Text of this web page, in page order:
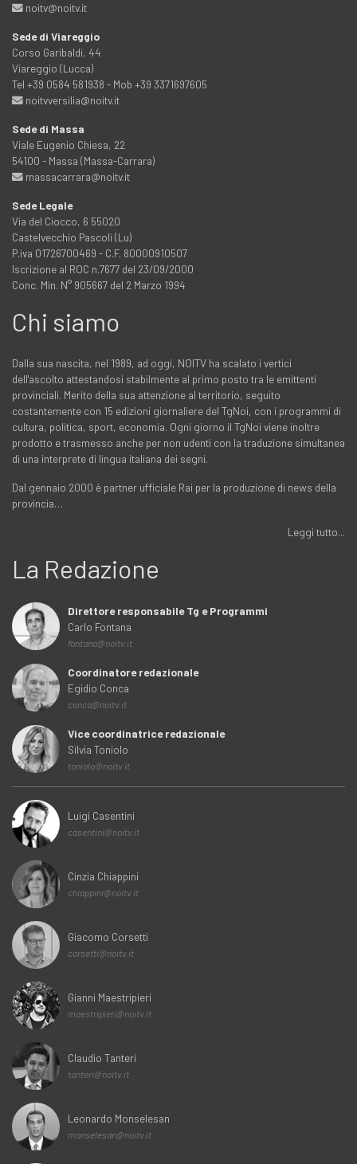
noitv@noitv.it
Sede di Viareggio
Corso Garibaldi, 44
Viareggio (Lucca)
Tel +39 0584 581938 - Mob +39 3371697605
noitvversilia@noitv.it
Sede di Massa
Viale Eugenio Chiesa, 22
54100 - Massa (Massa-Carrara)
massacarrara@noitv.it
Sede Legale
Via del Ciocco, 6 55020
Castelvecchio Pascoli (Lu)
P.iva 01726700469 - C.F. 80000910507
Iscrizione al ROC n.7677 del 23/09/2000
Conc. Min. N° 905667 del 2 Marzo 1994
Chi siamo
Dalla sua nascita, nel 1989, ad oggi, NOITV ha scalato i vertici
dell'ascolto attestandosi stabilmente al primo posto tra le emittenti
provinciali. Merito della sua attenzione al territorio, seguito
costantemente con 15 edizioni giornaliere del TgNoi, con i programmi di
cultura, politica, sport, economia. Ogni giorno il TgNoi viene inoltre
prodotto e trasmesso anche per non udenti con la traduzione simultanea
di una interprete di lingua italiana dei segni.
Dal gennaio 2000 è partner ufficiale Rai per la produzione di news della
provincia…
Leggi tutto...
La Redazione
Direttore responsabile Tg e Programmi
Carlo Fontana
fontana@noitv.it
Coordinatore redazionale
Egidio Conca
conca@noitv.it
Vice coordinatrice redazionale
Silvia Toniolo
toniolo@noitv.it
Luigi Casentini
casentini@noitv.it
Cinzia Chiappini
chiappini@noitv.it
Giacomo Corsetti
corsetti@noitv.it
Gianni Maestripieri
maestripieri@noitv.it
Claudio Tanteri
tanteri@noitv.it
Leonardo Monselesan
monselesan@noitv.it